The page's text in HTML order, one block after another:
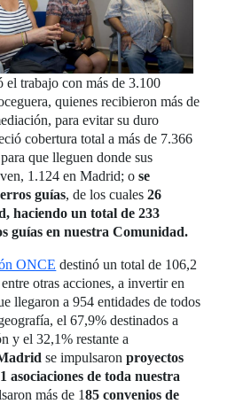
el trabajo con más de 3.100
quienes recibieron más de
para evitar su duro
cobertura total a más de 7.366
que lleguen donde sus
1.124 en Madrid; ose
guías, de los cuales 26
haciendo un total de 233
guías en nuestra Comunidad.
ONCE destinó un total de 106,2
otras acciones, a invertir en
llegaron a 954 entidades de todos
el 67,9% destinados a
y el 32,1% restante a
se impulsaron proyectos
asociaciones de toda nuestra
más de 185 convenios de